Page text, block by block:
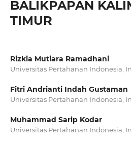
BALIKPAPAN
TIMUR
Rizkia Mutiara Ramadhani
Universitas Pertahanan Indonesia,
Fitri Andrianti Indah Gustaman
Universitas Pertahanan Indonesia,
Muhammad Sarip Kodar
Universitas Pertahanan Indonesia,